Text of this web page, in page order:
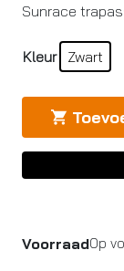
Sunrace
Kleur Zwart
VoorraadOp